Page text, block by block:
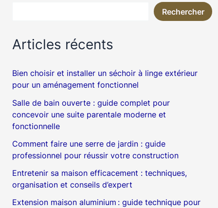
Rechercher
Articles récents
Bien choisir et installer un séchoir à linge extérieur
pour un aménagement fonctionnel
Salle de bain ouverte : guide complet pour
concevoir une suite parentale moderne et
fonctionnelle
Comment faire une serre de jardin : guide
professionnel pour réussir votre construction
Entretenir sa maison efficacement : techniques,
organisation et conseils d’expert
Extension maison aluminium : guide technique pour